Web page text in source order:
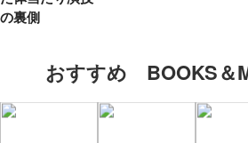
の裏側
おすすめ BOOKS＆